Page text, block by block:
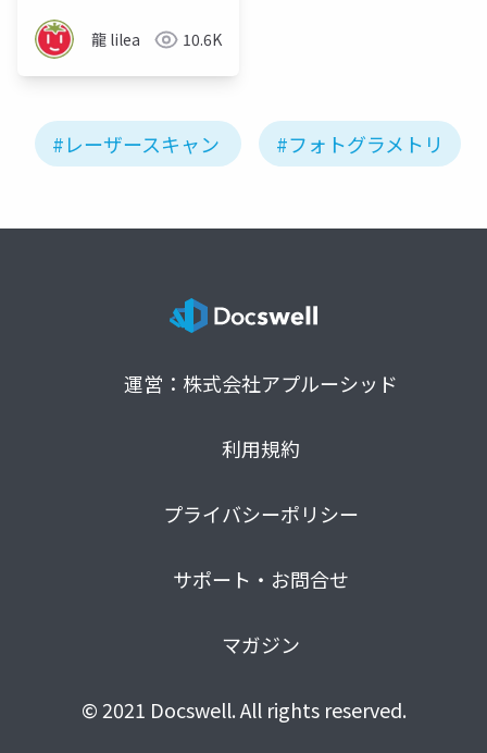
龍 lilea 10.6K
#レーザースキャン #フォトグラメトリ
運営：株式会社アプルーシッド
利用規約
プライバシーポリシー
サポート・お問合せ
マガジン
© 2021 Docswell. All rights reserved.